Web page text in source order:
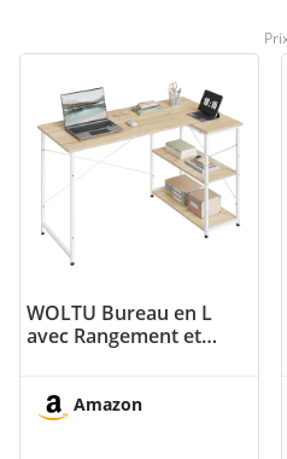
WOLTU Bureau en L
avec Rangement et
Ado, 120x73x72 cm,
Chêne+Blanc
Amazon